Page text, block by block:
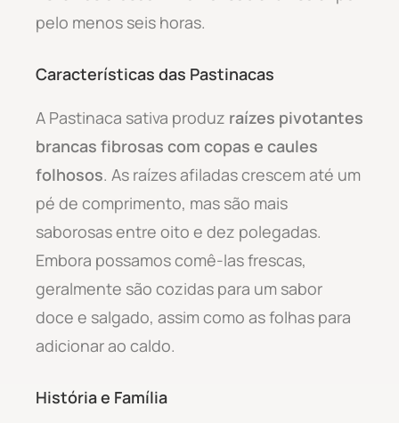
pelo menos seis horas.
Características das Pastinacas
A Pastinaca sativa produz raízes pivotantes
brancas fibrosas com copas e caules
folhosos. As raízes afiladas crescem até um
pé de comprimento, mas são mais
saborosas entre oito e dez polegadas.
Embora possamos comê-las frescas,
geralmente são cozidas para um sabor
doce e salgado, assim como as folhas para
adicionar ao caldo.
História e Família